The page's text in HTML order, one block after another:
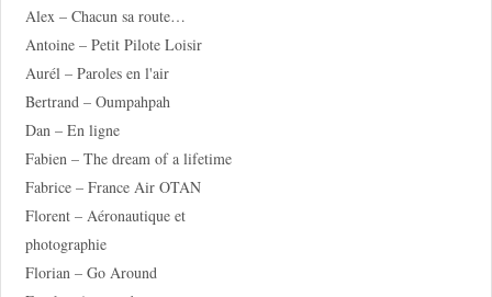
Alex – Chacun sa route…
Antoine – Petit Pilote Loisir
Aurél – Paroles en l'air
Bertrand – Oumpahpah
Dan – En ligne
Fabien – The dream of a lifetime
Fabrice – France Air OTAN
Florent – Aéronautique et
photographie
Florian – Go Around